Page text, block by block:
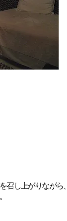
召し上がりながら、